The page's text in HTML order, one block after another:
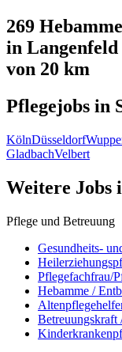
269
in
von 20 km
Pflegejobs in
KölnDüsseldorf
GladbachVelbert
Weitere Jobs
Pflege und Betreuung
Gesundheits-
Pflegefachfrau/
Hebamme /
Betreuungskraft